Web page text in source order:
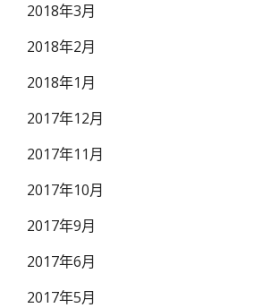
2018年3月
2018年2月
2018年1月
2017年12月
2017年11月
2017年10月
2017年9月
2017年6月
2017年5月